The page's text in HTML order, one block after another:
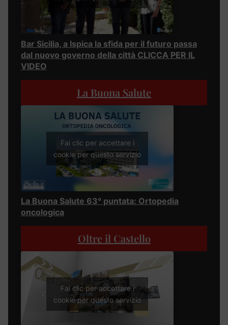
Bar Sicilia, a Ispica la sfida per il futuro passa
dal nuovo governo della città CLICCA PER IL
VIDEO
La Buona Salute
Fai clic per accettare i
cookie per questo servizio
La Buona Salute 63° puntata: Ortopedia
oncologica
Oltre il Castello
Fai clic per accettare i
cookie per questo servizio